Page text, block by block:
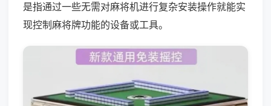
是指通过一些无需对麻将机进行复杂安装操作就能实
现控制麻将牌功能的设备或工具。